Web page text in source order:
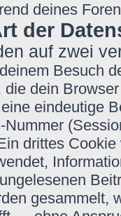
deines
der
auf zwei
Besuch
die dein
eindeutige
drittes
gesammelt,